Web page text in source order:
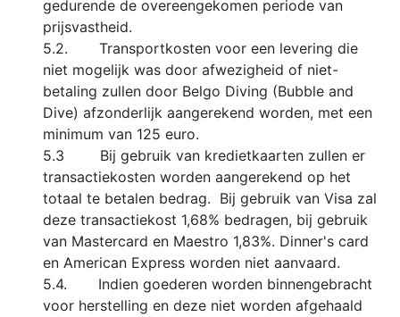
gedurende de overeengekomen periode van
prijsvastheid.
5.2. Transportkosten voor een levering die
niet mogelijk was door afwezigheid of niet-
betaling zullen door Belgo Diving (Bubble and
Dive) afzonderlijk aangerekend worden, met een
minimum van 125 euro.
5.3 Bij gebruik van kredietkaarten zullen er
transactiekosten worden aangerekend op het
totaal te betalen bedrag. Bij gebruik van Visa zal
deze transactiekost 1,68% bedragen, bij gebruik
van Mastercard en Maestro 1,83%. Dinner's card
en American Express worden niet aanvaard.
5.4. Indien goederen worden binnengebracht
voor herstelling en deze niet worden afgehaald